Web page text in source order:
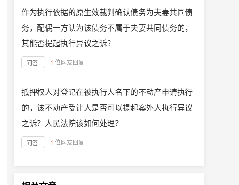
作为执行依据的原生效裁判确认债务为夫妻共同债
务，配偶一方认为该债务不属于夫妻共同债务的，
其能否提起执行异议之诉？
问答 1 位网友回复
抵押权人对登记在被执行人名下的不动产申请执行
的，该不动产受让人是否可以提起案外人执行异议
之诉？人民法院该如何处理？
问答 1 位网友回复